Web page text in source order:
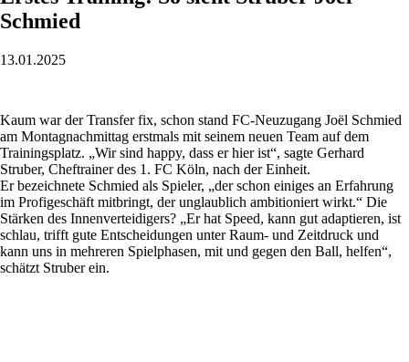
Schmied
13.01.2025
Kaum war der Transfer fix, schon stand FC-Neuzugang Joël Schmied
am Montagnachmittag erstmals mit seinem neuen Team auf dem
Trainingsplatz. „Wir sind happy, dass er hier ist“, sagte Gerhard
Struber, Cheftrainer des 1. FC Köln, nach der Einheit.
Er bezeichnete Schmied als Spieler, „der schon einiges an Erfahrung
im Profigeschäft mitbringt, der unglaublich ambitioniert wirkt.“ Die
Stärken des Innenverteidigers? „Er hat Speed, kann gut adaptieren, ist
schlau, trifft gute Entscheidungen unter Raum- und Zeitdruck und
kann uns in mehreren Spielphasen, mit und gegen den Ball, helfen“,
schätzt Struber ein.